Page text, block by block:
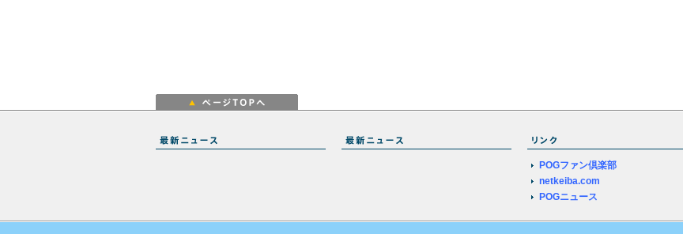
POGファン倶楽部
netkeiba.com
POGニュース